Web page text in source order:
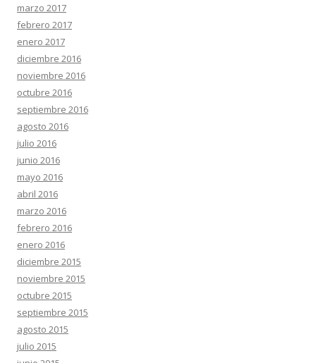
marzo 2017
febrero 2017
enero 2017
diciembre 2016
noviembre 2016
octubre 2016
septiembre 2016
agosto 2016
julio 2016
junio 2016
mayo 2016
abril 2016
marzo 2016
febrero 2016
enero 2016
diciembre 2015
noviembre 2015
octubre 2015
septiembre 2015
agosto 2015
julio 2015